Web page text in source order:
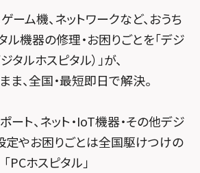
テルル宮野木
千葉
大森
練馬
堺出張所
京都河原町
宇治槙島
烏丸
ゲーム機、ネットワークなど、おうち
ル機器の修理・お困りごとを「デジ
タルホスピタル）」が、
ま、全国・最短即日で解決。
ート、ネット・IoT機器・その他デジ
定やお困りごとは全国駆けつけの
「PCホスピタル」